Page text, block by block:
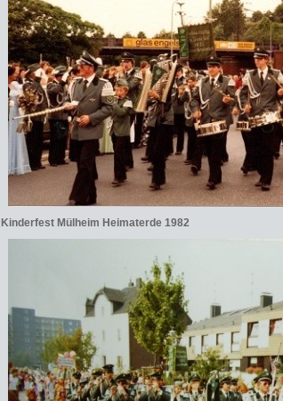
Kinderfest Mülheim Heimaterde 1982